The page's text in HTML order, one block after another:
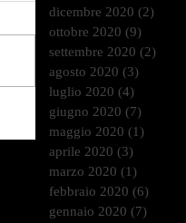
dicembre 2020 (2)
ottobre 2020 (9)
settembre 2020 (2)
agosto 2020 (3)
luglio 2020 (4)
giugno 2020 (7)
maggio 2020 (1)
aprile 2020 (3)
marzo 2020 (1)
febbraio 2020 (6)
gennaio 2020 (7)